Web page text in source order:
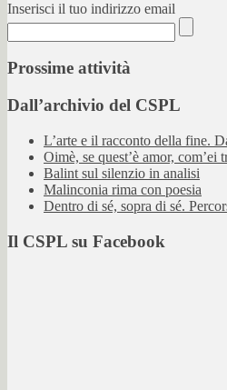
Inserisci il tuo indirizzo email
Prossime attività
Dall’archivio del CSPL
L’arte e il racconto della fine.
Oimè, se quest’è amor, com’ei
Balint sul silenzio in analisi
Malinconia rima con poesia
Dentro di sé, sopra di sé.
Il CSPL su Facebook